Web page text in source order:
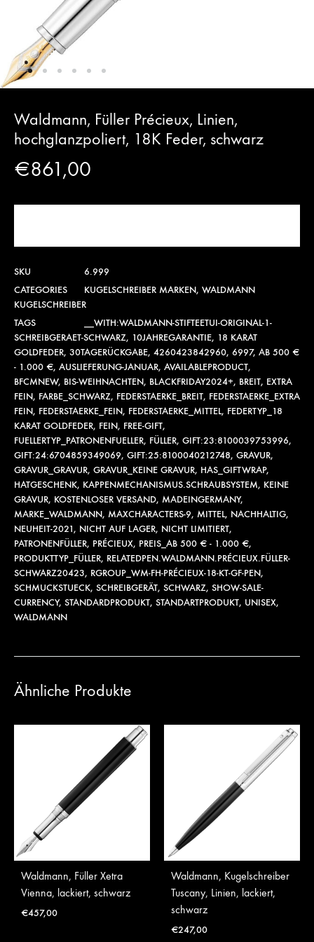
Waldmann, Füller Précieux, Linien,
hochglanzpoliert, 18K Feder, schwarz
€861,00
SKU
6.999
CATEGORIES
KUGELSCHREIBER MARKEN, WALDMANN
KUGELSCHREIBER
TAGS
__WITH:WALDMANN-STIFTEETUI-ORIGINAL-1-
SCHREIBGERAET-SCHWARZ, 10JAHREGARANTIE, 18 KARAT
GOLDFEDER, 30TAGERÜCKGABE, 4260423842960, 6997, AB 500 €
- 1.000 €, AUSLIEFERUNG-JANUAR, AVAILABLEPRODUCT,
BFCMNEW, BIS-WEIHNACHTEN, BLACKFRIDAY2024+, BREIT, EXTRA
FEIN, FARBE_SCHWARZ, FEDERSTAERKE_BREIT, FEDERSTAERKE_EXTRA
FEIN, FEDERSTAERKE_FEIN, FEDERSTAERKE_MITTEL, FEDERTYP_18
KARAT GOLDFEDER, FEIN, FREE-GIFT,
FUELLERTYP_PATRONENFUELLER, FÜLLER, GIFT:23:8100039753996,
GIFT:24:6704859349069, GIFT:25:8100040212748, GRAVUR,
GRAVUR_GRAVUR, GRAVUR_KEINE GRAVUR, HAS_GIFTWRAP,
HATGESCHENK, KAPPENMECHANISMUS.SCHRAUBSYSTEM, KEINE
GRAVUR, KOSTENLOSER VERSAND, MADEINGERMANY,
MARKE_WALDMANN, MAXCHARACTERS-9, MITTEL, NACHHALTIG,
NEUHEIT-2021, NICHT AUF LAGER, NICHT LIMITIERT,
PATRONENFÜLLER, PRÉCIEUX, PREIS_AB 500 € - 1.000 €,
PRODUKTTYP_FÜLLER, RELATEDPEN.WALDMANN.PRÉCIEUX.FÜLLER-
SCHWARZ20423, RGROUP_WM-FH-PRÉCIEUX-18-KT-GF-PEN,
SCHMUCKSTUECK, SCHREIBGERÄT, SCHWARZ, SHOW-SALE-
CURRENCY, STANDARDPRODUKT, STANDARTPRODUKT, UNISEX,
WALDMANN
Ähnliche Produkte
Waldmann, Füller Xetra
Vienna, lackiert, schwarz
€457,00
Waldmann, Kugelschreiber
Tuscany, Linien, lackiert,
schwarz
€247,00